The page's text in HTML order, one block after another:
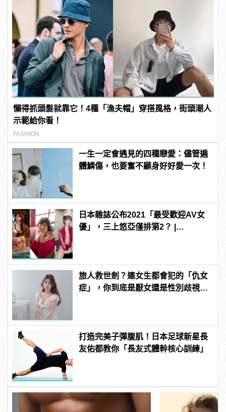
懶得抓頭髮就靠它！4種「漁夫帽」穿搭風格，街頭潮人
示範給你看！
FASHION
一生一定會遇見的四種戀愛：儘管遍
體鱗傷，也要奮不顧身好好愛一次！
日本雜誌公布2021「最受歡迎AV女
優」，三上悠亞僅排第2？ |
旅人救世劍？連女生都會犯的「仇女
症」，你到底是厭女還是性別歧視？
打造完美子彈腹肌！日本足球新星長
友佑都教你「長友式體幹核心訓練」